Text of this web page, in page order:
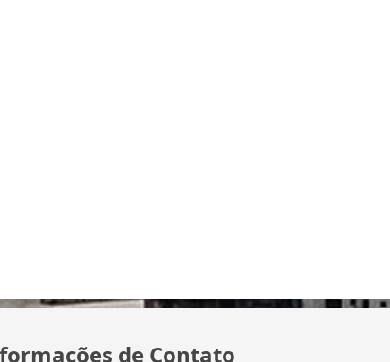
de Contato